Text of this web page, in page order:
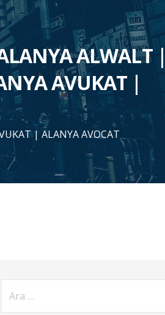
ALWALT |
AVUKAT |
| ALANYA AVOCAT